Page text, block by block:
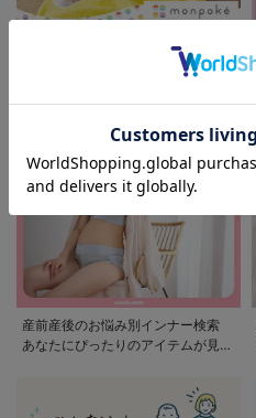
産前産後のお悩み別インナー検索
あなたにぴったりのアイテムが見つ